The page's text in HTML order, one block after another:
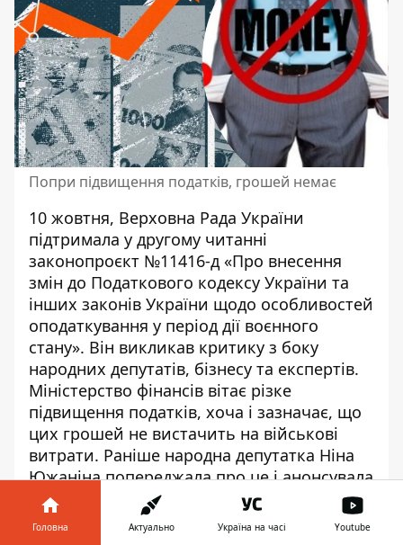
Попри підвищення податків, грошей немає
10 жовтня, Верховна Рада України
підтримала у другому читанні
законопроєкт №11416-д «Про внесення
змін до Податкового кодексу України та
інших законів України щодо особливостей
оподаткування у період дії воєнного
стану». Він викликав критику з боку
народних депутатів, бізнесу та експертів.
Міністерство фінансів вітає різке
підвищення податків, хоча і зазначає, що
цих грошей не вистачить на військові
витрати. Раніше народна депутатка Ніна
Южаніна попереджала про це і анонсувала
намагання підвищити ПДВ.
Як зазначає Мінфін
, законопроєктом
Головна Актуально Україна на часі Youtube